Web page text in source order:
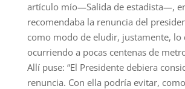
artículo mío—Salida de estadista—,
recomendaba la renuncia del
como modo de eludir, justamente, lo
ocurriendo a pocas centenas de
Allí puse: “El Presidente debiera
renuncia. Con ella podría evitar,